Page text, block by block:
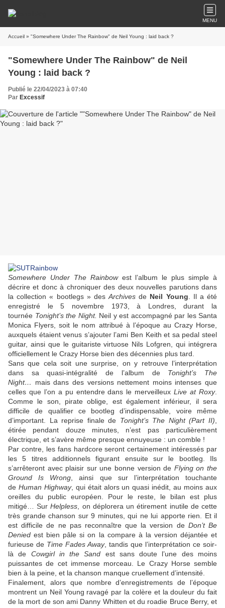
MENU
Accueil » "Somewhere Under The Rainbow" de Neil Young : laid back ?
"Somewhere Under The Rainbow" de Neil
Young : laid back ?
Publié le 22/04/2023 à 07:40
Par Excessif
Somewhere Under The Rainbow est l’album le plus simple à
décrire et donc à chroniquer des deux nouvelles parutions dans
la collection « bootlegs » des Archives de Neil Young . Il a été
enregistré le 5 novembre 1973, à Londres, durant la
tournée Tonight’s the Night. Neil y est accompagné par les Santa
Monica Flyers, soit le nom attribué à l’époque au Crazy Horse,
auxquels étaient venus s’ajouter l’ami Ben Keith et sa pedal steel
guitar, ainsi que le guitariste virtuose Nils Lofgren, qui intégrera
officiellement le Crazy Horse bien des décennies plus tard.
Sans que cela soit une surprise, on y retrouve l’interprétation
dans sa quasi-intégralité de l’album de Tonight’s The
Night…
mais dans des versions nettement moins intenses que
celles que l’on a pu entendre dans le merveilleuxLive at Roxy.
Comme le son, pirate oblige, est également inférieur, il sera
difficile de qualifier ce bootleg d’indispensable, voire même
d’important. La reprise finale de Tonight’s The Night (Part II)
étirée pendant douze minutes, n’est pas particulièrement
électrique, et s’avère même presque ennuyeuse : un comble !
Par contre, les fans hardcore seront certainement intéressés par
les 5 titres additionnels figurant ensuite sur le bootleg. Ils
s’arrêteront avec plaisir sur une bonne version de Flying on the
Ground Is Wrong , ainsi que sur l’interprétation touchante
de Human Highway, qui était alors un quasi inédit, au moins aux
oreilles du public européen. Pour le reste, le bilan est plus
mitigé… SurHelpless , on déplorera un étirement inutile de cette
très grande chanson sur 9 minutes, qui ne lui apporte rien. Et il
est difficile de ne pas reconnaître que la version de Don’t Be
Denied est bien pâle si on la compare à la version déjantée et
furieuse de Time Fades Away, tandis que l’interprétation ce soir-
là de Cowgirl in the Sand est sans doute l’une des moins
puissantes de cet immense morceau. Le Crazy Horse semble
bien à la peine, et la chanson manque cruellement d’intensité.
Finalement, alors que nombre d’enregistrements de l’époque
montrent un Neil Young ravagé par la colère et la douleur du fait
de la mort de son ami Danny Whitten et du roadie Bruce Berry, et